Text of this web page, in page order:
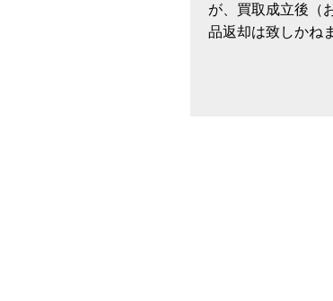
が、買取成立後（
品返却は致しかね